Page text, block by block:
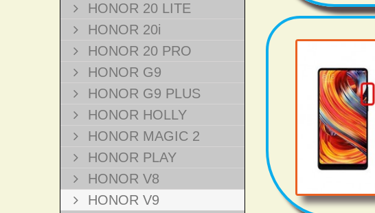
HONOR 20 LITE
HONOR 20i
HONOR 20 PRO
HONOR G9
HONOR G9 PLUS
HONOR HOLLY
HONOR MAGIC 2
HONOR PLAY
HONOR V8
HONOR V9